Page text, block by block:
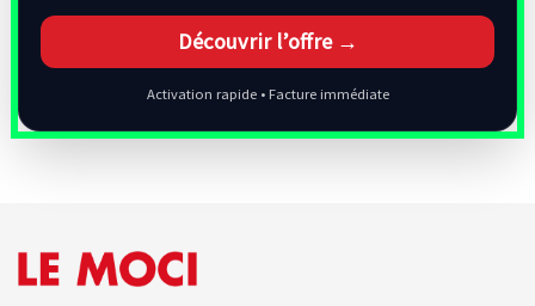
Découvrir l’offre →
Activation rapide • Facture immédiate